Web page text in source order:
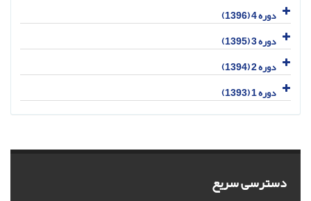
دوره 4 (1396)
دوره 3 (1395)
دوره 2 (1394)
دوره 1 (1393)
دسترسی سریع